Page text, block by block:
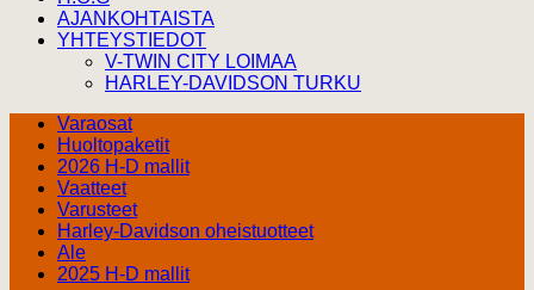
AJANKOHTAISTA
YHTEYSTIEDOT
V-TWIN CITY LOIMAA
HARLEY-DAVIDSON TURKU
Varaosat
Huoltopaketit
2026 H-D mallit
Vaatteet
Varusteet
Harley-Davidson oheistuotteet
Ale
2025 H-D mallit